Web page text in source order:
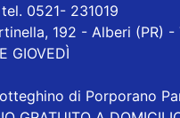
0521- 231019
192 - Alberi (PR)
GIOVEDÌ
di Porporano